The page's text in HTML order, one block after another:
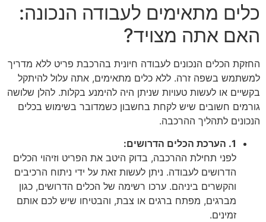
כלים מתאימים לעבודה הנכונה:
האם אתה מצויד?
החזקת הכלים הנכונים לעבודה חיונית בהרכבת פריט ללא מדריך
למשתמש בשפה זרה. ללא כלים מתאימים, אתה עלול להיתקל
בקשיים או לעשות טעויות שניתן היה להימנע בקלות. להלן שלושה
גורמים חשובים שיש לקחת בחשבון כשמדובר בשימוש בכלים
הנכונים לתהליך ההרכבה.
1. הערכת הכלים הדרושים:
לפני תחילת ההרכבה, בדוק היטב את הפריט וזיהוי הכלים
הדרושים לעבודה. ניתן לעשות זאת על ידי ניתוח הרכיבים
והקשרים ביניהם. ערכו רשימה של הכלים הדרושים, כגון
מברגים, מפתח ברגים או צבת, והבטיחו שיש לכם אותם
זמינים.